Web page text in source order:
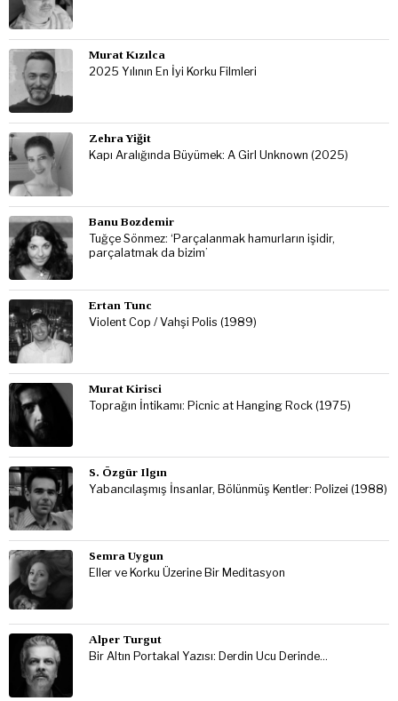
Murat Kızılca
2025 Yılının En İyi Korku Filmleri
Zehra Yiğit
Kapı Aralığında Büyümek: A Girl Unknown (2025)
Banu Bozdemir
Tuğçe Sönmez: ‘Parçalanmak hamurların işidir,
parçalatmak da bizim’
Ertan Tunc
Violent Cop / Vahşi Polis (1989)
Murat Kirisci
Toprağın İntikamı: Picnic at Hanging Rock (1975)
S. Özgür Ilgın
Yabancılaşmış İnsanlar, Bölünmüş Kentler: Polizei (1988)
Semra Uygun
Eller ve Korku Üzerine Bir Meditasyon
Alper Turgut
Bir Altın Portakal Yazısı: Derdin Ucu Derinde…